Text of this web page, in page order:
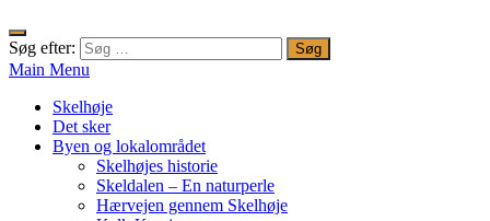
Søg efter:
Main Menu
Skelhøje
Det sker
Byen og lokalområdet
Skelhøjes historie
Skeldalen – En naturperle
Hærvejen gennem Skelhøje